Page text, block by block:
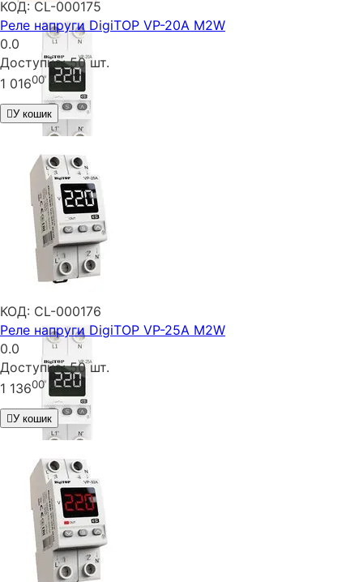
КОД: CL-000175
Реле напруги DigiTOP VP-20A M2W
0.0
Доступно: 50 шт.
1 01600 ₴
У кошик
КОД: CL-000176
Реле напруги DigiTOP VP-25A M2W
0.0
Доступно: 50 шт.
1 13600 ₴
У кошик